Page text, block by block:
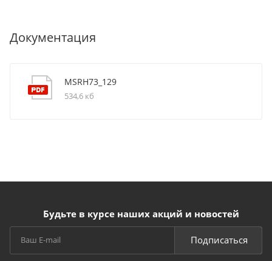
Документация
MSRH73_129
534,6 кб
Будьте в курсе наших акций и новостей
Подписаться